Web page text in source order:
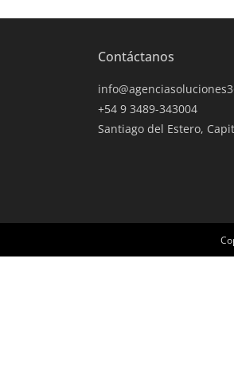
Contáctanos
+54 9 3489-343004
Santiago del Estero,